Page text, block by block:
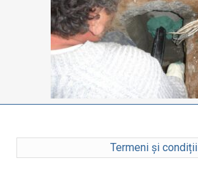
Termeni și condiții